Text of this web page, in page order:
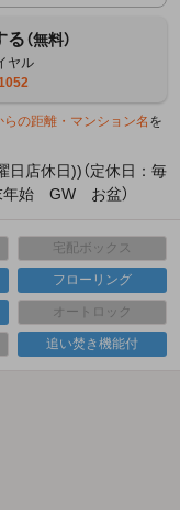
る（無料）
ヤル
の距離・マンション名 を
店休日))（定休日：毎
始 GW お盆）
宅配ボックス
フローリング
オートロック
追い焚き機能付